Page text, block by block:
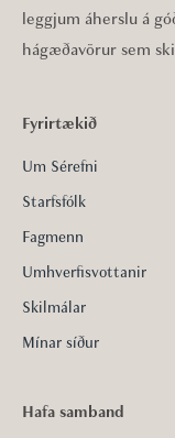
leggjum áherslu á
hágæðavörur sem
Fyrirtækið
Um Sérefni
Starfsfólk
Fagmenn
Umhverfisvottanir
Skilmálar
Mínar síður
Hafa samband